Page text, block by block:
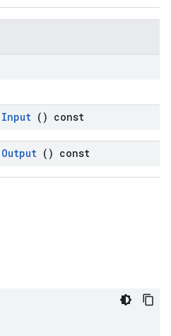
Input () const
Output () const